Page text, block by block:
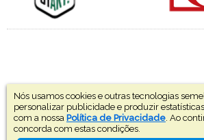
Nós usamos cookies e outras tecnologias
personalizar publicidade e produzir
com a nossa Política de Privacidade . Ao
concorda com estas condições.